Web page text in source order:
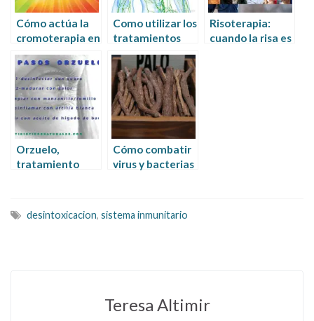
Cómo actúa la
cromoterapia en
el tratamiento
de infecciones
Como utilizar los
tratamientos
naturales en los
ganglios
inflamados
Risoterapia:
cuando la risa es
Orzuelo,
tratamiento
Cómo combatir
virus y bacterias
defensa central)
desintoxicacion, sistema inmunitario
Teresa Altimir